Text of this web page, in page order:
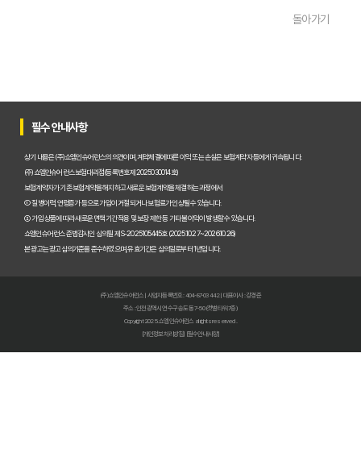
50대 암보험, 지금 가입하면 딱! 후회없는 선택, 핵심 비교분석
암보험 비교, 2026년 숨겨진 혜택까지 꼼꼼하게 파헤쳐 드립니다!
암보험 늦기 전에! 지금 가입해야만 하는 결정적 이유
암보험 진단비, 지금 준비하면 1억 더 받는 비법!
암 걱정 끝! 낸 보험료 100% 환급받는 완벽한 암보험 선택 가이드
50대 암보험, 숨겨진 보장 찾고 후회없이 선택하는 비법!
암보험금, 몰라서 못 받는 돈? 2026년 지급 기준 핵심 파헤치기
암보험 비교 끝판왕: 2026년 가장 현명한 선택, 숨겨진 꿀팁 대방출!
돌아가기
필수 안내사항
상기 내용은 (주)쇼엠인슈어런스의 의견이며, 계약체결에 따른 이익 또는 손실은 보험계약자 등에게 귀속됩니다.
(주)쇼엠인슈어런스 보험대리점(등록번호 제2025030014호)
보험계약자가 기존 보험계약을 해지하고 새로운 보험계약을 체결하는 과정에서
① 질병이력, 연령증가 등으로 가입이 거절되거나 보험료가 인상될 수 있습니다.
② 가입 상품에 따라 새로운 면책기간 적용 및 보장 제한 등 기타 불이익이 발생할 수 있습니다.
쇼엠인슈어런스 준법감시인 심의필 제S-2025105445호 (2025.10.27~2026.10.26)
본 광고는 광고심의기준을 준수하였으며, 유효기간은 심의일로부터 1년입니다.
(주)쇼엠인슈어런스 | 사업자등록번호 : 404-87-03442 | 대표이사 : 강경준
주소 : 인천광역시 연수구 송도동 7-50 (갯벌타워 7층)
Copyright 2025. 쇼엠인슈어런스 all rights reserved.
[개인정보처리방침] [필수안내사항]